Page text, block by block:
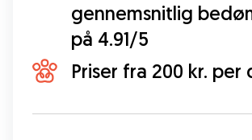
gennemsnitlig
på 4.91/5
Priser fra 200 kr. per